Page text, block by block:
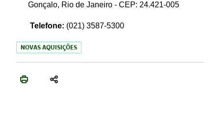
Gonçalo, Rio de Janeiro - CEP: 24.421-005
Telefone: (021) 3587-5300
NOVAS AQUISIÇÕES